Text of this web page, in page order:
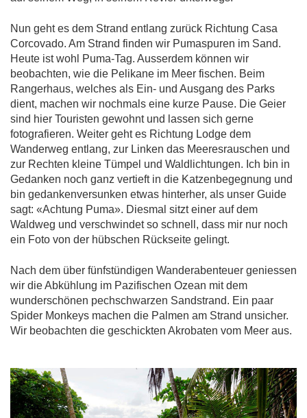
Nun geht es dem Strand entlang zurück Richtung Casa
Corcovado. Am Strand finden wir Pumaspuren im Sand.
Heute ist wohl Puma-Tag. Ausserdem können wir
beobachten, wie die Pelikane im Meer fischen. Beim
Rangerhaus, welches als Ein- und Ausgang des Parks
dient, machen wir nochmals eine kurze Pause. Die Geier
sind hier Touristen gewohnt und lassen sich gerne
fotografieren. Weiter geht es Richtung Lodge dem
Wanderweg entlang, zur Linken das Meeresrauschen und
zur Rechten kleine Tümpel und Waldlichtungen. Ich bin in
Gedanken noch ganz vertieft in die Katzenbegegnung und
bin gedankenversunken etwas hinterher, als unser Guide
sagt: «Achtung Puma». Diesmal sitzt einer auf dem
Waldweg und verschwindet so schnell, dass mir nur noch
ein Foto von der hübschen Rückseite gelingt.
Nach dem über fünfstündigen Wanderabenteuer geniessen
wir die Abkühlung im Pazifischen Ozean mit dem
wunderschönen pechschwarzen Sandstrand. Ein paar
Spider Monkeys machen die Palmen am Strand unsicher.
Wir beobachten die geschickten Akrobaten vom Meer aus.